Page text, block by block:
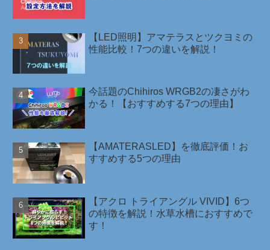
【LED照明】アマテラスとツクヨミの
性能比較！7つの違いを解説！
今話題のChihiros WRGB2の凄さがわ
かる！【おすすめする7つの理由】
【AMATERASLED】を徹底評価！お
すすめする5つの理由
【アクロ トライアングル VIVID】6つ
の特徴を解説！水草水槽におすすめで
す！